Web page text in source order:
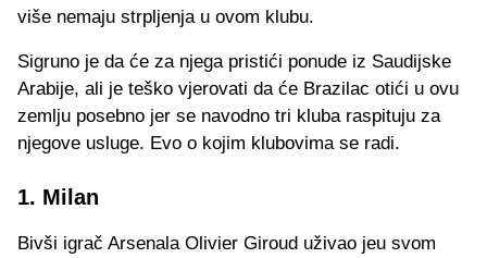
više nemaju strpljenja u ovom klubu.
Sigruno je da će za njega pristići ponude iz Saudijske
Arabije, ali je teško vjerovati da će Brazilac otići u ovu
zemlju posebno jer se navodno tri kluba raspituju za
njegove usluge. Evo o kojim klubovima se radi.
1. Milan
Bivši igrač Arsenala Olivier Giroud uživao jeu svom